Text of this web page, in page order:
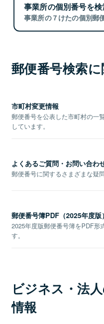
事業所の個別番号を検
事業所の７けたの個別郵
郵便番号検索
市町村変更情報
郵便番号を公表した市町村の一
しています。
よくあるご質問・お問い合わ
郵便番号に関するさまざまな疑
郵便番号簿PDF（2025年度版）
2025年度版郵便番号簿をPDF形
す。
ビジネス・法
情報